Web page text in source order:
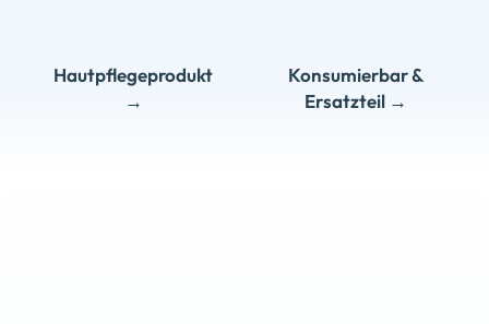
Hautpflegeprodukt
→
Konsumierbar &
Ersatzteil →